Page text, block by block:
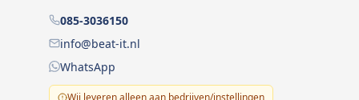
085-3036150
info@beat-it.nl
WhatsApp
Wij leveren alleen aan bedrijven/instellingen